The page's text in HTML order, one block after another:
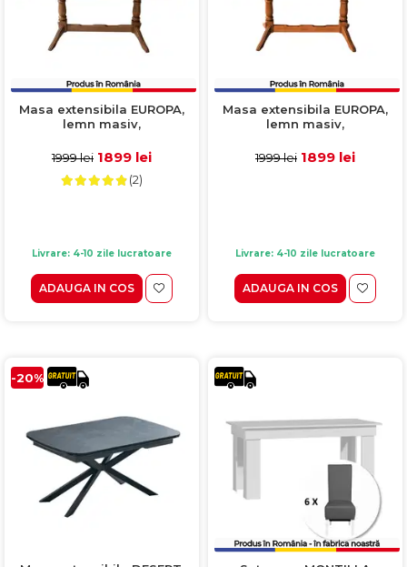
Masa extensibila EUROPA,
lemn masiv,
160/240x92x70 cm
1999 lei 1899 lei
(2)
Livrare: 4-10 zile lucratoare
ADAUGA IN COS
Masa extensibila EUROPA,
lemn masiv,
160/240x92x70 cm
1999 lei 1899 lei
Livrare: 4-10 zile lucratoare
ADAUGA IN COS
-20%